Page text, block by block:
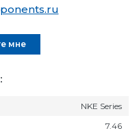
NKE Series
7.46
мне